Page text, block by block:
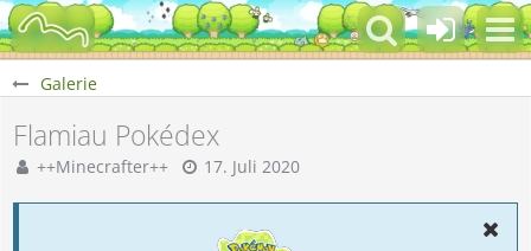
Galerie
Flamiau Pokédex
++Minecrafter++ 17. Juli 2020